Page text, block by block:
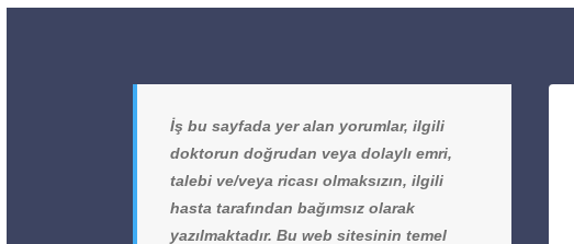
İş bu sayfada yer alan yorumlar, ilgili
doktorun doğrudan veya dolaylı emri,
talebi ve/veya ricası olmaksızın, ilgili
hasta tarafından bağımsız olarak
yazılmaktadır. Bu web sitesinin temel